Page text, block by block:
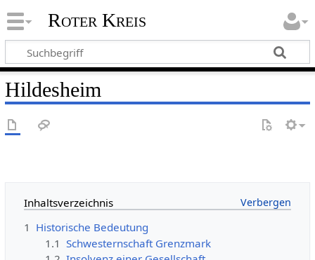
Roter Kreis
Hildesheim
Inhaltsverzeichnis
1 Historische Bedeutung
1.1 Schwesternschaft Grenzmark